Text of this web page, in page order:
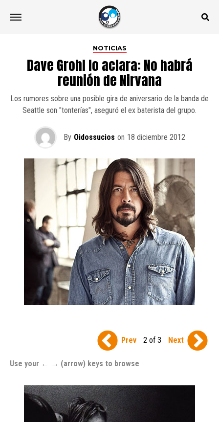
NOTICIAS
Dave Grohl lo aclara: No habrá
reunión de Nirvana
Los rumores sobre una posible gira de aniversario de la banda de
Seattle son "tonterías", aseguró el ex baterista del grupo.
By Oidossucios on 18 diciembre 2012
Prev 2 of 3 Next
Use your ← → (arrow) keys to browse